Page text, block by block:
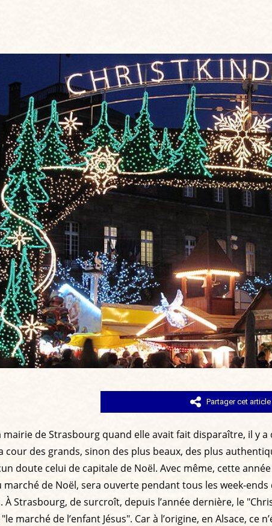
Partager cet article
mairie de Strasbourg quand elle avait fait disparaître, il y
des grands, sinon des plus beaux, des plus
doute celui de capitale de Noël. Avec même, cette
marché de Noël, sera ouverte pendant tous les week-
Strasbourg, de surcroît, depuis l’année dernière, le
marché de l’enfant Jésus". Car à l’origine, en Alsace, ce